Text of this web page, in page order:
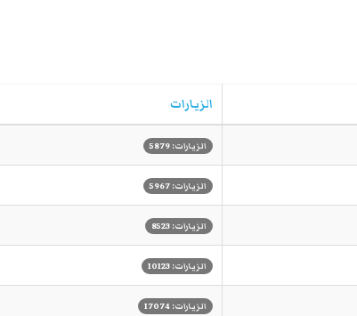
الزيارات
الزيارات: 5879
الزيارات: 5967
الزيارات: 8523
الزيارات: 10123
الزيارات: 17074